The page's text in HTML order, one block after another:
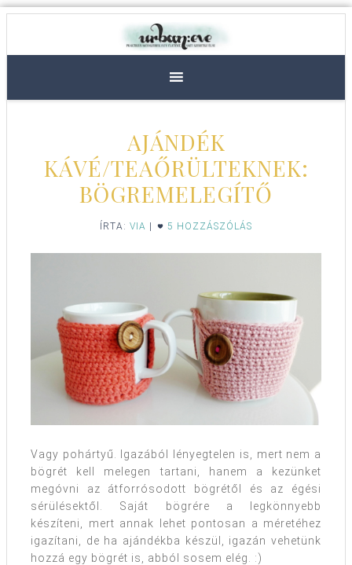
AJÁNDÉK
KÁVÉ/TEAŐRÜLTEKNEK:
BÖGREMELEGÍTŐ
ÍRTA: VIA 5 HOZZÁSZÓLÁS
Vagy pohártyű. Igazából lényegtelen is, mert nem a
bögrét kell melegen tartani, hanem a kezünket
megóvni az átforrósodott bögrétől és az égési
sérülésektől. Saját bögrére a legkönnyebb
készíteni, mert annak lehet pontosan a méretéhez
igazítani, de ha ajándékba készül, igazán vehetünk
hozzá egy bögrét is, abból sosem elég. :)